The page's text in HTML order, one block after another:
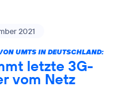
2021
UMTS IN DEUTSCHLAND:
letzte 3G-
vom Netz